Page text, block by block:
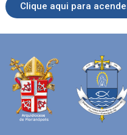
Clique aqui para